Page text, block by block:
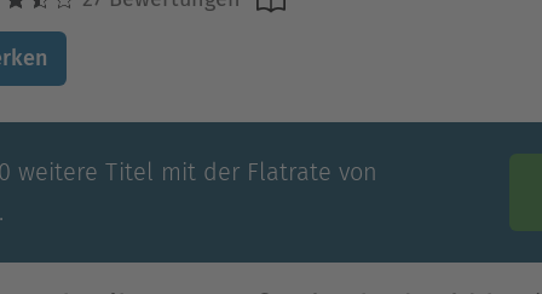
weitere Titel mit der Flatrate von